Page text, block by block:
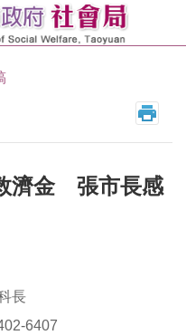
濟金 張市長感
長
6407